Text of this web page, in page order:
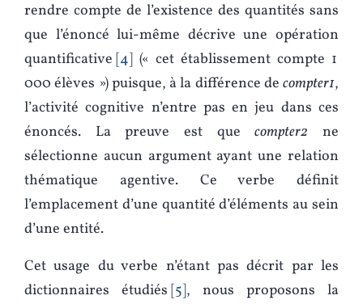
rendre compte de l’existence des quantités sans
que l’énoncé lui-même décrive une opération
quantificative 4 (« cet établissement compte 1
000 élèves ») puisque, à la différence de compter1,
l’activité cognitive n’entre pas en jeu dans ces
énoncés. La preuve est quecompter2 ne
sélectionne aucun argument ayant une relation
thématique agentive. Ce verbe définit
l’emplacement d’une quantité d’éléments au sein
d’une entité.
Cet usage du verbe n’étant pas décrit par les
dictionnaires étudiés 5 , nous proposons la